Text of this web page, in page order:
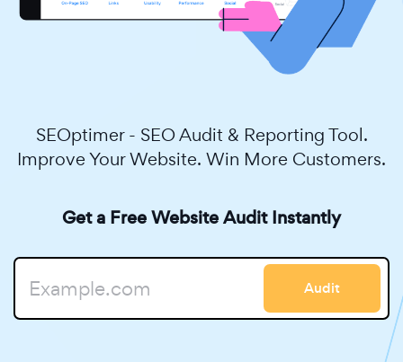
SEOptimer - SEO Audit & Reporting Tool.
Improve Your Website. Win More Customers.
Get a Free Website Audit Instantly
Audit